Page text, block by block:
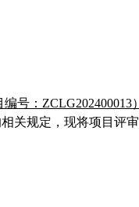
号： ZCLG202400013）
关规定，现将项目评